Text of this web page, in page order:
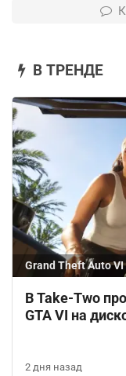
В ТРЕНДЕ
Grand Theft Auto VI
В Take-Two
GTA VI на
2 дня назад